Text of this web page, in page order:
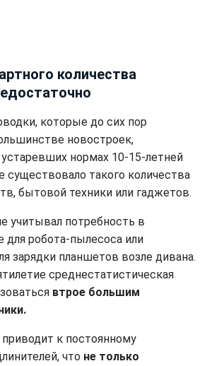
количества
которые до сих пор
новостроек,
нормах 10-15-летней
существовало такого количества
бытовой техники или гаджетов.
учитывал потребность в
для робота-пылесоса или
зарядки планшетов возле дивана.
среднестатистическая
втрое большим
к постоянному
что не только